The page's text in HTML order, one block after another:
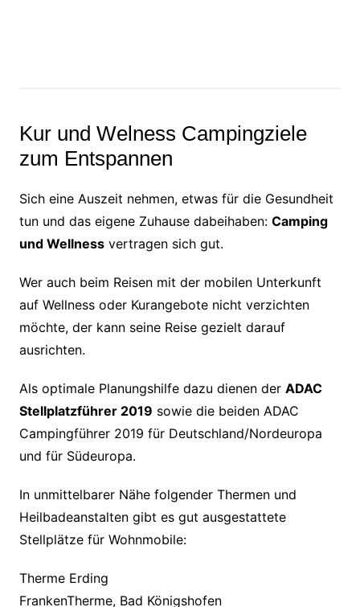
Kur und Welness Campingziele
zum Entspannen
Sich eine Auszeit nehmen, etwas für die Gesundheit
tun und das eigene Zuhause dabeihaben: Camping
und Wellnessvertragen sich gut.
Wer auch beim Reisen mit der mobilen Unterkunft
auf Wellness oder Kurangebote nicht verzichten
möchte, der kann seine Reise gezielt darauf
ausrichten.
Als optimale Planungshilfe dazu dienen der ADAC
Stellplatzführer 2019 sowie die beiden ADAC
Campingführer 2019 für Deutschland/Nordeuropa
und für Südeuropa.
In unmittelbarer Nähe folgender Thermen und
Heilbadeanstalten gibt es gut ausgestattete
Stellplätze für Wohnmobile:
Therme Erding
FrankenTherme, Bad Königshofen